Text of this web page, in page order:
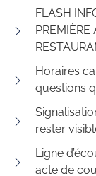
FLASH
PREMIÈRE
Horaires
questions
rester
Ligne
acte de